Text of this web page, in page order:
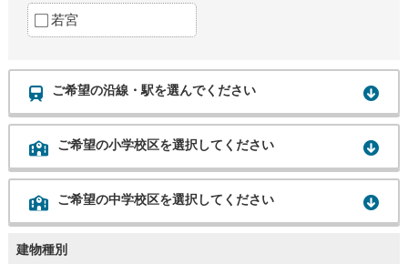
若宮
ご希望の沿線・駅を選んでください
ご希望の小学校区を選択してください
ご希望の中学校区を選択してください
建物種別